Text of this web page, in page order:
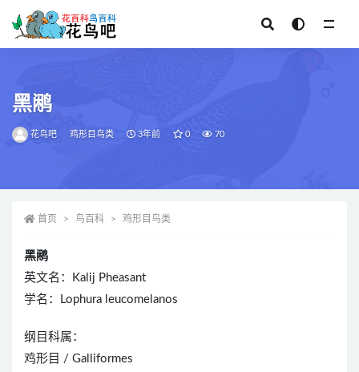
黑鹇
花鸟吧 鸡形目鸟类 3年前 0 70
首页 鸟百科 鸡形目鸟类
黑鹇
英文名：Kalij Pheasant
学名：Lophura leucomelanos
纲目科属：
鸡形目 / Galliformes